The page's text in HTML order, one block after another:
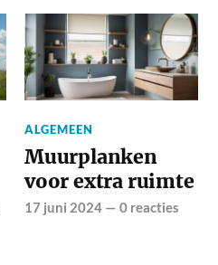
ALGEMEEN
Muurplanken
voor extra ruimte
17 juni 2024 —0 reacties